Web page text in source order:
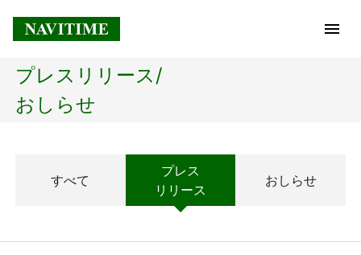
トップページ
経営理念
プレスリリース/
おしらせ
すべて
プレス
リリース
おしらせ